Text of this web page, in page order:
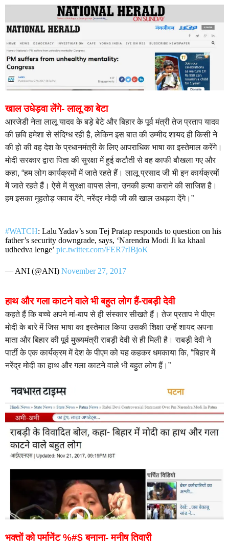
खाल उधेड़वा लेंगे- लालू का बेटा
आरजेडी नेता लालू यादव के बड़े बेटे और बिहार के पूर्व मंत्री तेज प्रताप यादव
की छवि हमेशा से संदिग्ध रही है, लेकिन इस बात की उम्मीद शायद ही किसी ने
की हो की वह देश के प्रधानमंत्री के लिए आपराधिक भाषा का इस्तेमाल करेंगे।
मोदी सरकार द्वारा पिता की सुरक्षा में हुई कटौती से वह काफी बौखला गए और
कहा, “हम लोग कार्यक्रमों में जाते रहते हैं। लालू प्रसाद जी भी इन कार्यक्रमों
में जाते रहते हैं। ऐसे में सुरक्षा वापस लेना, उनकी हत्या कराने की साजिश है।
हम इसका मुहतोड़ जवाब देंगे, नरेंद्र मोदी जी की खाल उधड़वा देंगे।”
#WATCH: Lalu Yadav’s son Tej Pratap responds to question on his
father’s security downgrade, says, ‘Narendra Modi Ji ka khaal
udhedva lenge’ pic.twitter.com/FER7rIBjoK
— ANI (@ANI) November 27, 2017
हाथ और गला काटने वाले भी बहुत लोग हैं-राबड़ी देवी
कहते हैं कि बच्चे अपने मां-बाप से ही संस्कार सीखते हैं। तेज प्रताप ने पीएम
मोदी के बारे में जिस भाषा का इस्तेमाल किया उसकी शिक्षा उन्हें शायद अपना
माता और बिहार की पूर्व मुख्यमंत्री राबड़ी देवी से ही मिली है। राबड़ी देवी ने
पार्टी के एक कार्यक्रम में देश के पीएम को यह कहकर धमकाया कि, “बिहार में
नरेंद्र मोदी का हाथ और गला काटने वाले भी बहुत लोग हैं।”
भक्तों को पर्मानेंट %#$ बनाना- मनीष तिवारी